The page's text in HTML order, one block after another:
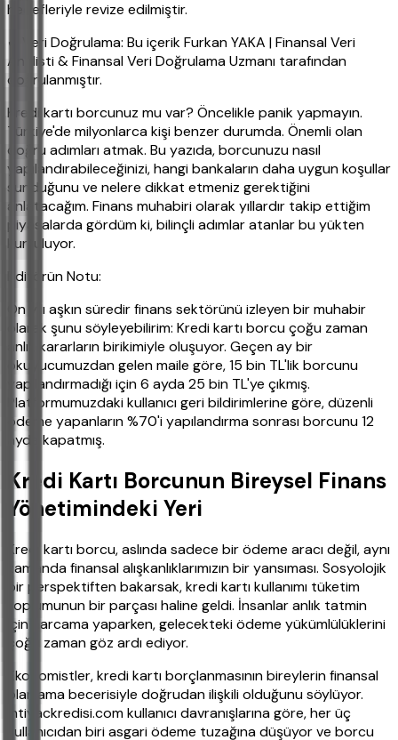
hedefleriyle revize edilmiştir.
✔ Veri Doğrulama: Bu içerik Furkan YAKA | Finansal Veri
Analisti & Finansal Veri Doğrulama Uzmanı tarafından
doğrulanmıştır.
Kredi kartı borcunuz mu var? Öncelikle panik yapmayın.
Türkiye'de milyonlarca kişi benzer durumda. Önemli olan
doğru adımları atmak. Bu yazıda, borcunuzu nasıl
yapılandırabileceğinizi, hangi bankaların daha uygun koşullar
sunduğunu ve nelere dikkat etmeniz gerektiğini
anlatacağım. Finans muhabiri olarak yıllardır takip ettiğim
piyasalarda gördüm ki, bilinçli adımlar atanlar bu yükten
kurtuluyor.
Editörün Notu:
On yılı aşkın süredir finans sektörünü izleyen bir muhabir
olarak şunu söyleyebilirim: Kredi kartı borcu çoğu zaman
anlık kararların birikimiyle oluşuyor. Geçen ay bir
okuyucumuzdan gelen maile göre, 15 bin TL'lik borcunu
yapılandırmadığı için 6 ayda 25 bin TL'ye çıkmış.
Platformumuzdaki kullanıcı geri bildirimlerine göre, düzenli
ödeme yapanların %70'i yapılandırma sonrası borcunu 12
ayda kapatmış.
Kredi Kartı Borcunun Bireysel Finans
Yönetimindeki Yeri
Kredi kartı borcu, aslında sadece bir ödeme aracı değil, aynı
zamanda finansal alışkanlıklarımızın bir yansıması. Sosyolojik
bir perspektiften bakarsak, kredi kartı kullanımı tüketim
toplumunun bir parçası haline geldi. İnsanlar anlık tatmin
için harcama yaparken, gelecekteki ödeme yükümlülüklerini
çoğu zaman göz ardı ediyor.
Ekonomistler, kredi kartı borçlanmasının bireylerin finansal
planlama becerisiyle doğrudan ilişkili olduğunu söylüyor.
ihtiyackredisi.com kullanıcı davranışlarına göre, her üç
kullanıcıdan biri asgari ödeme tuzağına düşüyor ve borcu